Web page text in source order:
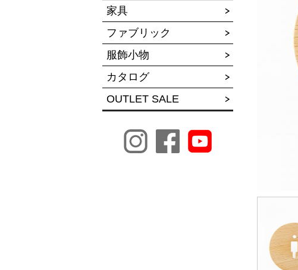
家具
ファブリック
服飾小物
カタログ
OUTLET SALE